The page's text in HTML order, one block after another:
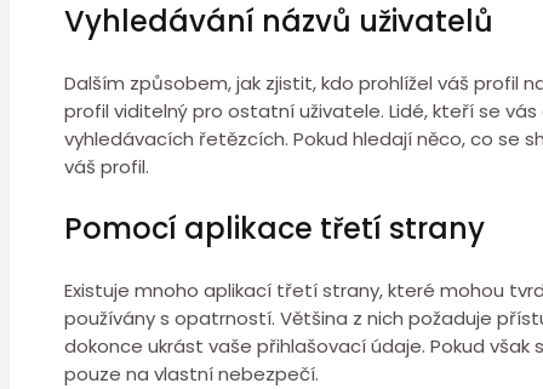
Vyhledávání názvů uživatelů
Dalším způsobem, jak zjistit, kdo prohlížel váš profil
profil viditelný pro ostatní uživatele. Lidé, kteří se
vyhledávacích řetězcích. Pokud hledají něco, co se
váš profil.
Pomocí aplikace třetí strany
Existuje mnoho aplikací třetí strany, které mohou
používány s opatrností. Většina z nich požaduje
dokonce ukrást vaše přihlašovací údaje. Pokud
pouze na vlastní nebezpečí.